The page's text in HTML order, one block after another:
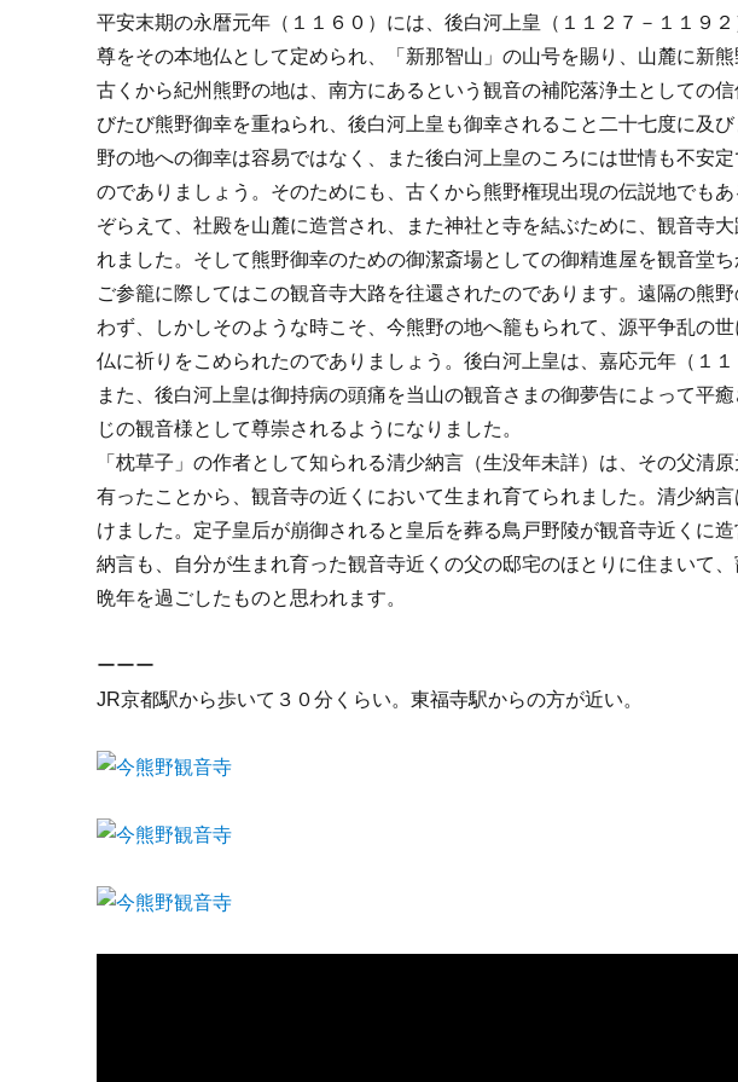
平安末期の永暦元年（１１６０）には、後白河上皇（１１２７－１１９
尊をその本地仏として定められ、「新那智山」の山号を賜り、山麓に新熊
古くから紀州熊野の地は、南方にあるという観音の補陀落浄土としての
びたび熊野御幸を重ねられ、後白河上皇も御幸されること二十七度に及
野の地への御幸は容易ではなく、また後白河上皇のころには世情も不安
のでありましょう。そのためにも、古くから熊野権現出現の伝説地でも
ぞらえて、社殿を山麓に造営され、また神社と寺を結ぶために、観音寺
れました。そして熊野御幸のための御潔斎場としての御精進屋を観音堂
ご参籠に際してはこの観音寺大路を往還されたのであります。遠隔の熊
わず、しかしそのような時こそ、今熊野の地へ籠もられて、源平争乱の
仏に祈りをこめられたのでありましょう。後白河上皇は、嘉応元年（１
また、後白河上皇は御持病の頭痛を当山の観音さまの御夢告によって平
じの観音様として尊崇されるようになりました。
「枕草子」の作者として知られる清少納言（生没年未詳）は、その父清
有ったことから、観音寺の近くにおいて生まれ育てられました。清少納
けました。定子皇后が崩御されると皇后を葬る鳥戸野陵が観音寺近くに
納言も、自分が生まれ育った観音寺近くの父の邸宅のほとりに住まいて
晩年を過ごしたものと思われます。
ーーー
JR京都駅から歩いて３０分くらい。東福寺駅からの方が近い。